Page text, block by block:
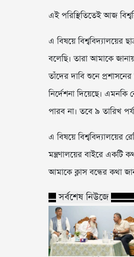
এই পরিস্থিতিতেই আজ
এ বিষয়ে
বলেছি। তারা আমাকে
তাঁদের দাবি শুনে
নির্দেশনা দিয়েছে। এমনকি
পারব না। তবে ৯ তারিখ
এ বিষয়ে
মন্ত্রণালয়ের বাইরে একটি
আমাকে ক্লাস বন্ধের কথা
সর্বশেষ নিউজে